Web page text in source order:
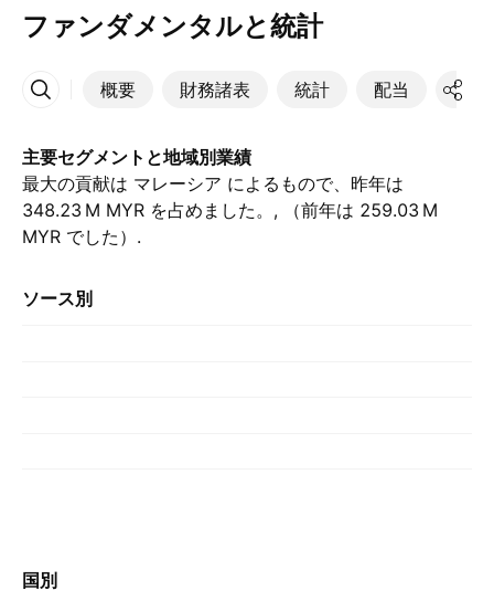
ファンダメンタルと統計
概要 財務諸表 統計 配当 決算
その他
主要セグメントと地域別業績
最大の貢献は マレーシア によるもので、昨年は
‪348.23 M‬ MYR を占めました。, （前年は ‪259.03 M‬
MYR でした）.
ソース別
国別